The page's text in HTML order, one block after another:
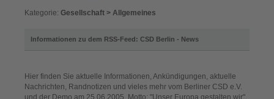
Kategorie: Gesellschaft > Allgemeines
Informationen zu dem RSS-Feed: CSD Berlin - News
Hier finden Sie aktuelle Informationen, Ankündigungen, aktuelle
Nachrichten, Randnotizen und vieles mehr vom Berliner CSD e.V.
und der Demo am 25.06.2005. Motto: "Unser Europa gestalten wir".